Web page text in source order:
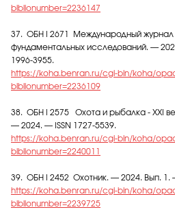
biblionumber=2236147
37. ОБН I 2671 Международный журнал
фундаментальных исследований. —
1996-3955.
https://koha.benran.ru/cgi-bin/koha/
biblionumber=2236109
38. ОБН I 2575 Охота и рыбалка - XXI
— 2024. — ISSN 1727-5539.
https://koha.benran.ru/cgi-bin/koha/
biblionumber=2240011
39. ОБН I 2452 Охотник. — 2024. Вып. 1.
https://koha.benran.ru/cgi-bin/koha/
biblionumber=2239725